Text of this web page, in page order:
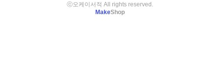
ⓒ오케이서적 All rights reserved.
MakeShop